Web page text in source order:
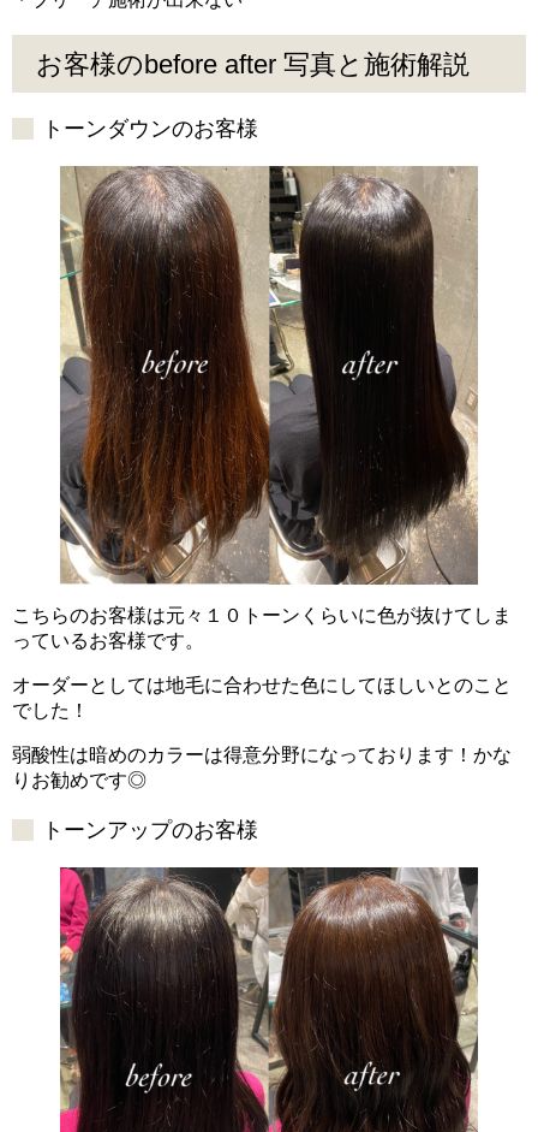
お客様のbefore after 写真と施術解説
トーンダウンのお客様
こちらのお客様は元々１０トーンくらいに色が抜けてしま
っているお客様です。
オーダーとしては地毛に合わせた色にしてほしいとのこと
でした！
弱酸性は暗めのカラーは得意分野になっております！かな
りお勧めです◎
トーンアップのお客様